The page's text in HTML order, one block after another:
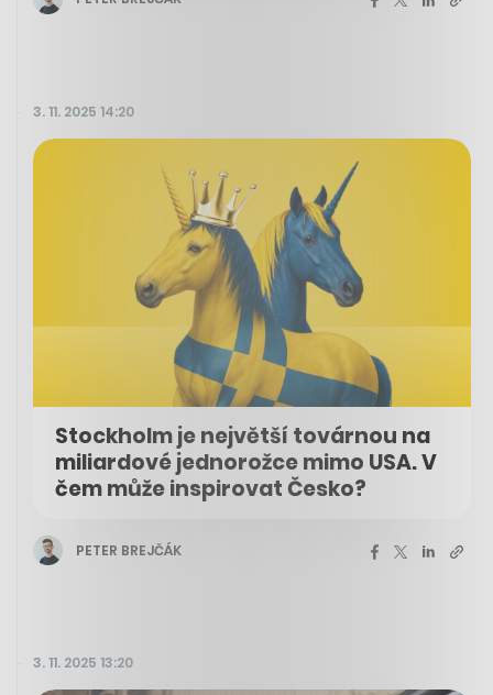
3. 11. 2025 14:20
Stockholm je největší továrnou na
miliardové jednorožce mimo USA. V
čem může inspirovat Česko?
PETER BREJČÁK
3. 11. 2025 13:20